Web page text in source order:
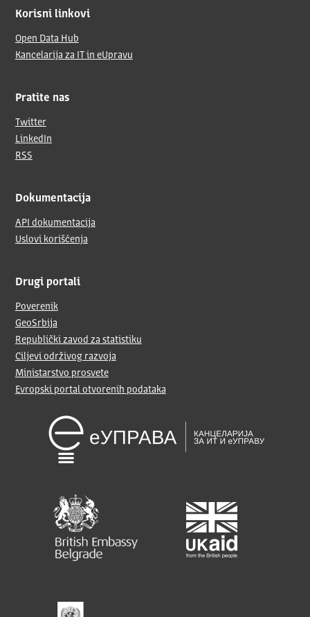
Korisni linkovi
Open Data Hub
Kancelarija za IT in eUpravu
Pratite nas
Twitter
LinkedIn
RSS
Dokumentacija
API dokumentacija
Uslovi korišćenja
Drugi portali
Poverenik
GeoSrbija
Republički zavod za statistiku
Ciljevi održivog razvoja
Ministarstvo prosvete
Evropski portal otvorenih podataka